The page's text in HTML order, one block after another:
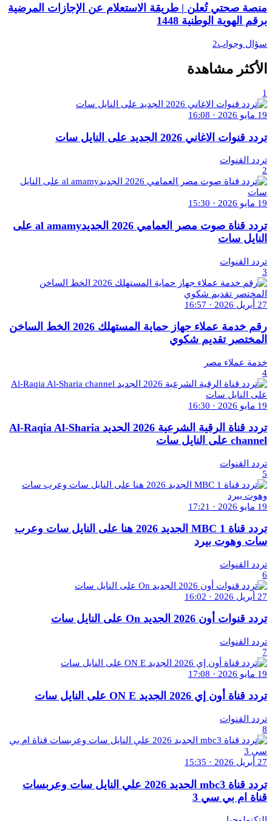
منصة صحتي تُعلن | طريقة الاستعلام عن الإجازات المرضية
برقم الهوية الوطنية 1448
سؤال وجواب2
الأكثر مشاهدة
1
19 مايو 2026 · 16:08
تردد قنوات الاغاني 2026 الجديد على النايل سات
تردد القنوات
2
19 مايو 2026 · 15:30
تردد قناة صوت مصر العمامي 2026 الجديدal amamy على
النايل سات
تردد القنوات
3
27 أبريل 2026 · 16:57
رقم خدمة عملاء جهاز حماية المستهلك 2026 الخط الساخن
المختصر تقديم شكوي
خدمة عملاء مصر
4
19 مايو 2026 · 16:30
تردد قناة الرقية الشرعية 2026 الجديد Al-Raqia Al-Sharia
channel على النايل سات
تردد القنوات
5
19 مايو 2026 · 17:21
تردد قناة MBC 1 الجديد 2026 هنا على النايل سات وعرب
سات وهوت بيرد
تردد القنوات
6
27 أبريل 2026 · 16:02
تردد قنوات أون 2026 الجديد On على النايل سات
تردد القنوات
7
19 مايو 2026 · 17:08
تردد قناة أون إي 2026 الجديد ON E على النايل سات
تردد القنوات
8
27 أبريل 2026 · 15:35
تردد قناة mbc3 الجديد 2026 علي النايل سات وعربسات
قناة ام بي سي 3